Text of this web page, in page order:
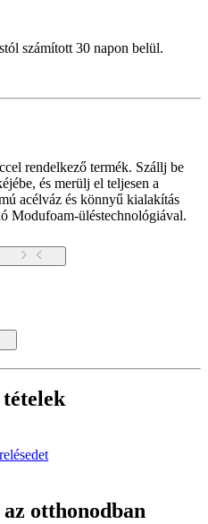
számított 30 napon belül.
rendelkező termék. Szállj be
és merülj el teljesen a
acélváz és könnyű kialakítás
Modufoam-üléstechnológiával.
otthonodban